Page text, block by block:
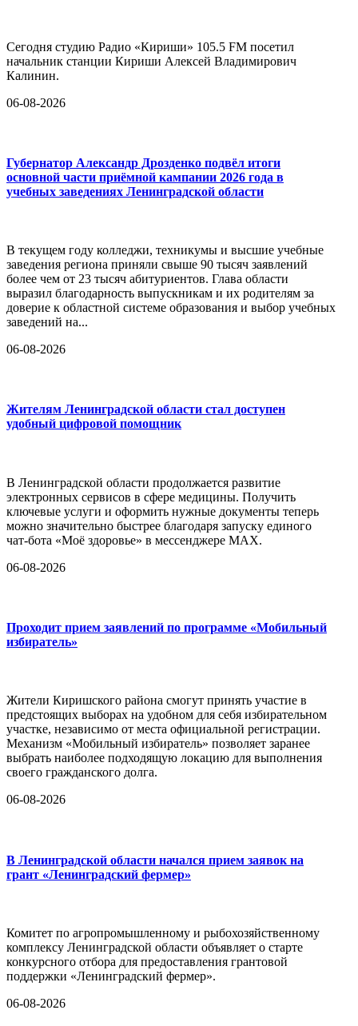
Сегодня студию Радио «Кириши» 105.5 FM посетил
начальник станции Кириши Алексей Владимирович
Калинин.
06-08-2026
Губернатор Александр Дрозденко подвёл итоги
основной части приёмной кампании 2026 года в
учебных заведениях Ленинградской области
В текущем году колледжи, техникумы и высшие учебные
заведения региона приняли свыше 90 тысяч заявлений
более чем от 23 тысяч абитуриентов. Глава области
выразил благодарность выпускникам и их родителям за
доверие к областной системе образования и выбор учебных
заведений на...
06-08-2026
Жителям Ленинградской области стал доступен
удобный цифровой помощник
В Ленинградской области продолжается развитие
электронных сервисов в сфере медицины. Получить
ключевые услуги и оформить нужные документы теперь
можно значительно быстрее благодаря запуску единого
чат-бота «Моё здоровье» в мессенджере MAX.
06-08-2026
Проходит прием заявлений по программе «Мобильный
избиратель»
Жители Киришского района смогут принять участие в
предстоящих выборах на удобном для себя избирательном
участке, независимо от места официальной регистрации.
Механизм «Мобильный избиратель» позволяет заранее
выбрать наиболее подходящую локацию для выполнения
своего гражданского долга.
06-08-2026
В Ленинградской области начался прием заявок на
грант «Ленинградский фермер»
Комитет по агропромышленному и рыбохозяйственному
комплексу Ленинградской области объявляет о старте
конкурсного отбора для предоставления грантовой
поддержки «Ленинградский фермер».
06-08-2026